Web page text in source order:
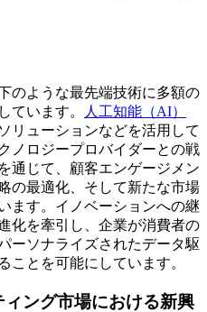
のような最先端技術に多額の
ています。
人工知能（AI）
リューションなどを活用して
ノロジープロバイダーとの戦
通じて、顧客エンゲージメン
の最適化、そして新たな市場
ます。イノベーションへの継
化を牽引し、企業が消費者の
ーソナライズされたデータ駆
ことを可能にしています。
ング市場における新興